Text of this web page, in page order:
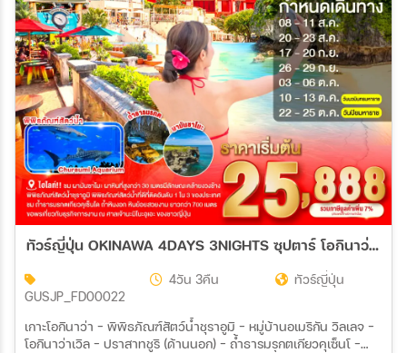
สายการบิน
ตั้งแต่วันที่
ถึงวันที่
เฉพาะเดือน
เฉพาะเทศกาล
ทัวร์ญี่ปุ่น OKINAWA 4DAYS 3NIGHTS ซุปตาร์ โอกินาว่าชิลจัด ทะเลชัดมาก 4วัน 3คืน (FD)
GUSJP_FD00022
4วัน 3คืน ทัวร์ญี่ปุ่น
เกาะโอกินาว่า - พิพิธภัณฑ์สัตว์น้ำชุราอูมิ - หมู่บ้านอเมริกัน วิลเลจ -
โอกินาว่าเวิล - ปราสาทชูริ (ด้านนอก) - ถ้ำธารมรกตเกียวคุเซ็นโ -